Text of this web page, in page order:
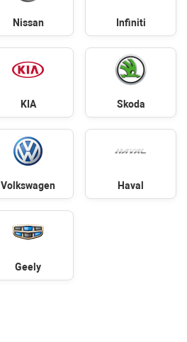
Nissan Infiniti
KIA Skoda
Volkswagen Haval
Geely